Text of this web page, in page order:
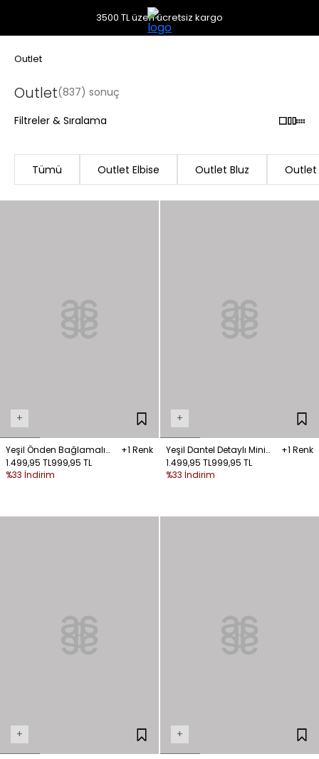
3500 TL üzeri ücretsiz kargo
Outlet
Outlet(837) sonuç
Filtreler & Sıralama
Tümü Outlet Elbise Outlet Bluz Outlet
+
Yeşil Önden Bağlamalı
Dantelli Bluz
+1 Renk
1.499,95 TL999,95 TL
%33 İndirim
+
Yeşil Dantel Detaylı Mini
Etek
+1 Renk
1.499,95 TL999,95 TL
%33 İndirim
+ +